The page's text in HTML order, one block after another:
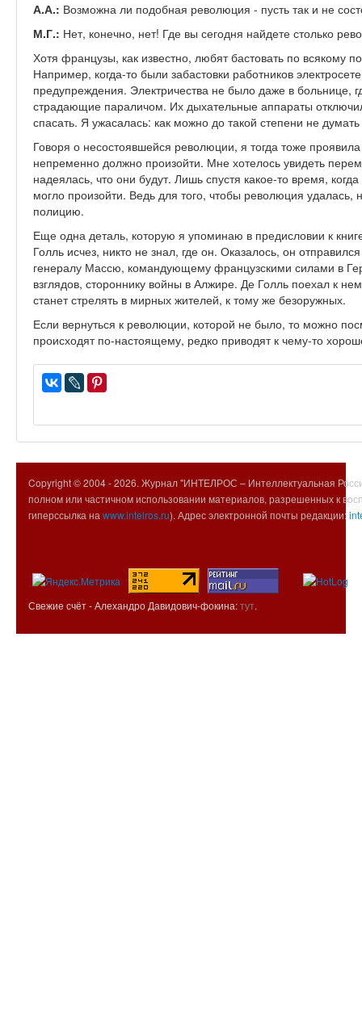
А.А.: Возможна ли подобная революция - пусть так и не
М.Г.: Нет, конечно, нет! Где вы сегодня найдете столько
Хотя французы, как известно, любят бастовать по всякому
Например, когда-то были забастовки работников
предупреждения. Электричества не было даже в больнице,
страдающие параличом. Их дыхательные аппараты
спасать. Я ужасалась: как можно до такой степени не думать
Говоря о несостоявшейся революции, я тогда тоже
непременно должно произойти. Мне хотелось увидеть
надеялась, что они будут. Лишь спустя какое-то время,
могло произойти. Ведь для того, чтобы революция
полицию.
Еще одна деталь, которую я упоминаю в предисловии к
Голль исчез, никто не знал, где он. Оказалось, он
генералу Массю, командующему французскими силами в
взглядов, стороннику войны в Алжире. Де Голль поехал к
станет стрелять в мирных жителей, к тому же безоружных.
Если вернуться к революции, которой не было, то можно
происходят по-настоящему, редко приводят к чему-то
Copyright © 2004 -2026. Журнал "ИНТЕЛРОС – Интеллектуальная
полном или частичном использовании материалов, разрешенных к
гиперссылка на www.intelros.ru). Адрес электронной почты редакции:
Свежие счёт - Алехандро Давидович-фокина:тут.